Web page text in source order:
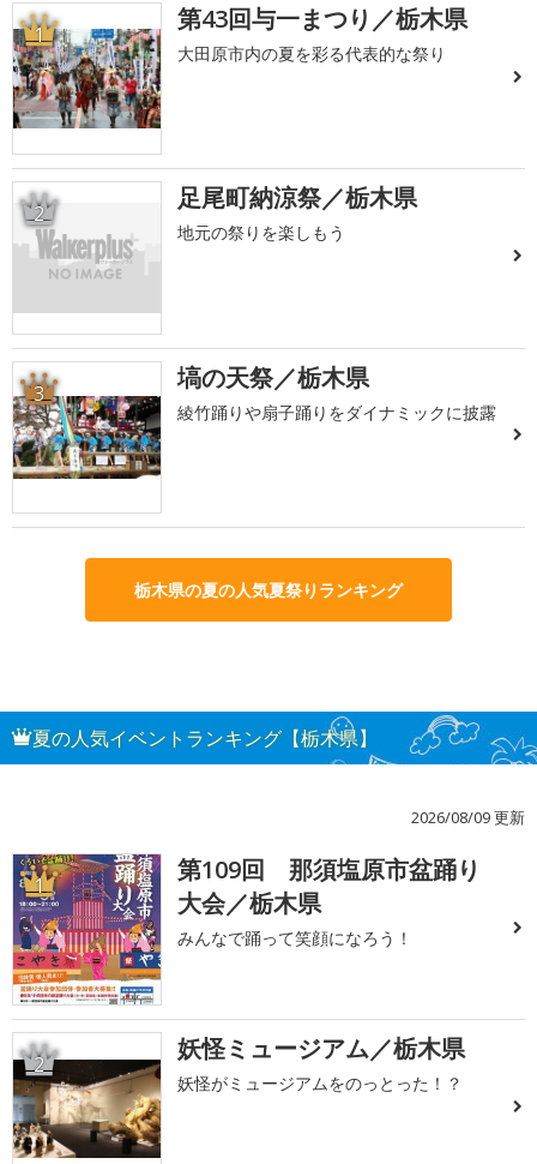
1 第43回与一まつり／栃木県
大田原市内の夏を彩る代表的な祭り
2 足尾町納涼祭／栃木県
地元の祭りを楽しもう
3 塙の天祭／栃木県
綾竹踊りや扇子踊りをダイナミックに披露
栃木県の夏の人気夏祭りランキング
夏の人気イベントランキング【栃木県】
2026/08/09 更新
1
第109回 那須塩原市盆踊り
大会／栃木県
みんなで踊って笑顔になろう！
2 妖怪ミュージアム／栃木県
妖怪がミュージアムをのっとった！？